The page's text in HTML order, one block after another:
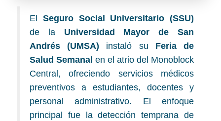
El Seguro Social Universitario (SSU)
de la Universidad Mayor de San
Andrés (UMSA) instaló su Feria de
Salud Semanal en el atrio del Monoblock
Central, ofreciendo servicios médicos
preventivos a estudiantes, docentes y
personal administrativo. El enfoque
principal fue la detección temprana de